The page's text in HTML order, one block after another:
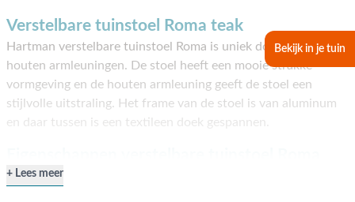
Bekijk in je tuin
Verstelbare tuinstoel Roma teak
Hartman verstelbare tuinstoel Roma is uniek door de teak
houten armleuningen. De stoel heeft een mooie strakke
vormgeving en de houten armleuning geeft de stoel een
stijlvolle uitstraling. Het frame van de stoel is van aluminum
en daar tussen is een textileen doek gespannen.
De verstelbare tuinstoel heeft een aluminium frame. De stoel
Lees meer